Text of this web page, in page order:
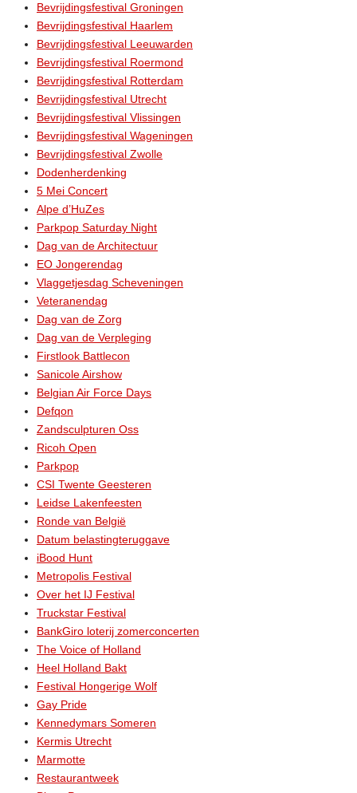
Bevrijdingsfestival Groningen
Bevrijdingsfestival Haarlem
Bevrijdingsfestival Leeuwarden
Bevrijdingsfestival Roermond
Bevrijdingsfestival Rotterdam
Bevrijdingsfestival Utrecht
Bevrijdingsfestival Vlissingen
Bevrijdingsfestival Wageningen
Bevrijdingsfestival Zwolle
Dodenherdenking
5 Mei Concert
Alpe d’HuZes
Parkpop Saturday Night
Dag van de Architectuur
EO Jongerendag
Vlaggetjesdag Scheveningen
Veteranendag
Dag van de Zorg
Dag van de Verpleging
Firstlook Battlecon
Sanicole Airshow
Belgian Air Force Days
Defqon
Zandsculpturen Oss
Ricoh Open
Parkpop
CSI Twente Geesteren
Leidse Lakenfeesten
Ronde van België
Datum belastingteruggave
iBood Hunt
Metropolis Festival
Over het IJ Festival
Truckstar Festival
BankGiro loterij zomerconcerten
The Voice of Holland
Heel Holland Bakt
Festival Hongerige Wolf
Gay Pride
Kennedymars Someren
Kermis Utrecht
Marmotte
Restaurantweek